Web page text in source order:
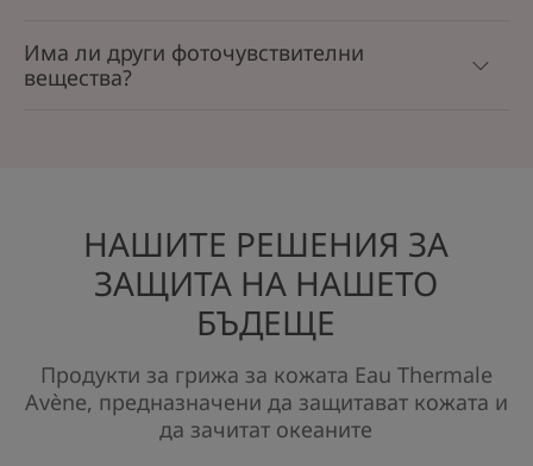
Има ли други фоточувствителни
вещества?
НАШИТЕ РЕШЕНИЯ ЗА
ЗАЩИТА НА НАШЕТО
БЪДЕЩЕ
Продукти за грижа за кожата Eau Thermale
Avène, предназначени да защитават кожата и
да зачитат океаните